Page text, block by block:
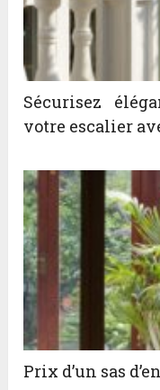
Sécurisez
votre escalier
Prix d’un sas